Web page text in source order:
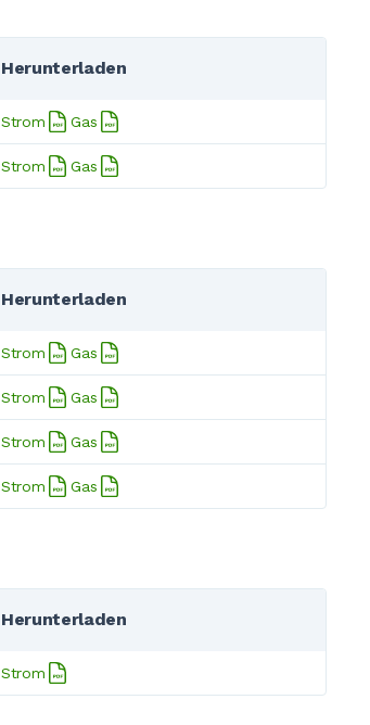
Herunterladen
Strom Gas
Strom Gas
Herunterladen
Strom Gas
Strom Gas
Strom Gas
Strom Gas
Herunterladen
Strom